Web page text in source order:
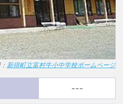
新得町立富村牛小中学校ボームページ
---